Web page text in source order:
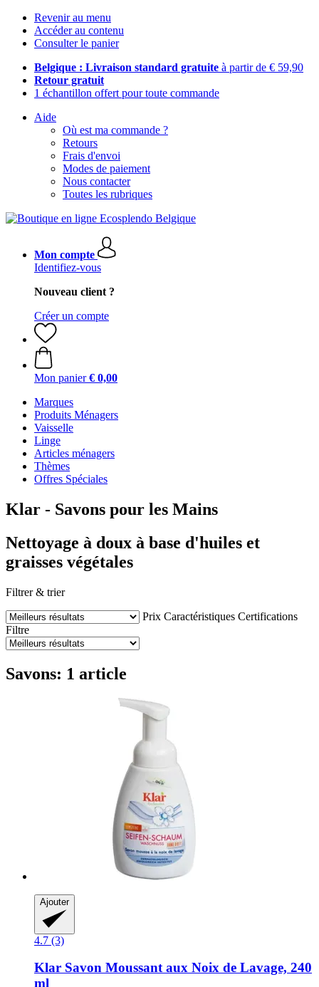
Revenir au menu
Accéder au contenu
Consulter le panier
Belgique : Livraison standard gratuite à partir de € 59,90
Retour gratuit
1 échantillon offert pour toute commande
Aide
Où est ma commande ?
Retours
Frais d'envoi
Modes de paiement
Nous contacter
Toutes les rubriques
Mon compte
Identifiez-vous
Nouveau client ?
Créer un compte
Mon panier € 0,00
Marques
Produits Ménagers
Vaisselle
Linge
Articles ménagers
Thèmes
Offres Spéciales
Klar - Savons pour les Mains
Nettoyage à doux à base d'huiles et
graisses végétales
Filtrer & trier
Prix Caractéristiques Certifications
Filtre
Savons: 1 article
Ajouter
4.7 (3)
Klar Savon Moussant aux Noix de Lavage, 240
ml